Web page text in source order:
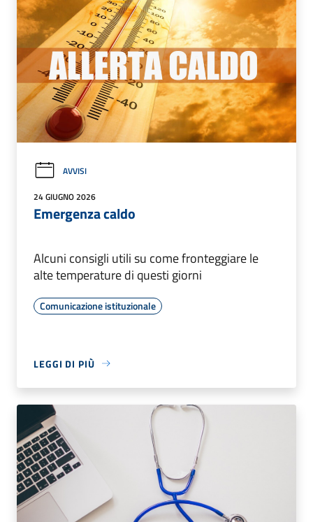
AVVISI
24 GIUGNO 2026
Emergenza caldo
Alcuni consigli utili su come fronteggiare le
alte temperature di questi giorni
Comunicazione istituzionale
LEGGI DI PIÙ